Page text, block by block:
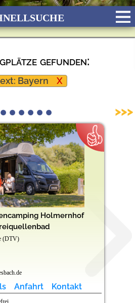
Gebirge See
Wald/Wiesen
gefunden:
Bayern X
Holmernhof
(DTV)
Anfahrt Kontakt
>>>